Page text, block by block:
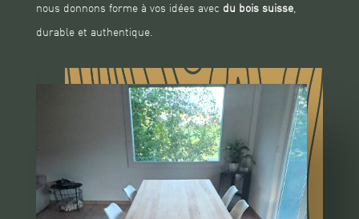
nous donnons forme à vos idées avec du bois suisse,
durable et authentique.